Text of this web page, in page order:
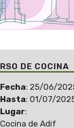
DE COCINA
Fecha: 25/06/
Hasta: 01/07/
Lugar:
Cocina de Adif